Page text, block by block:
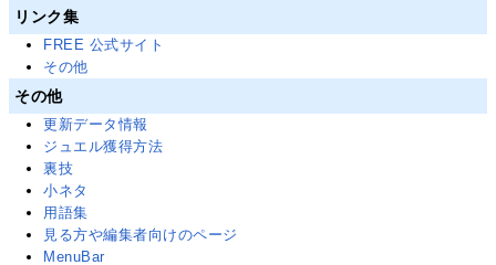
リンク集
FREE 公式サイト
その他
その他
更新データ情報
ジュエル獲得方法
裏技
小ネタ
用語集
見る方や編集者向けのページ
MenuBar